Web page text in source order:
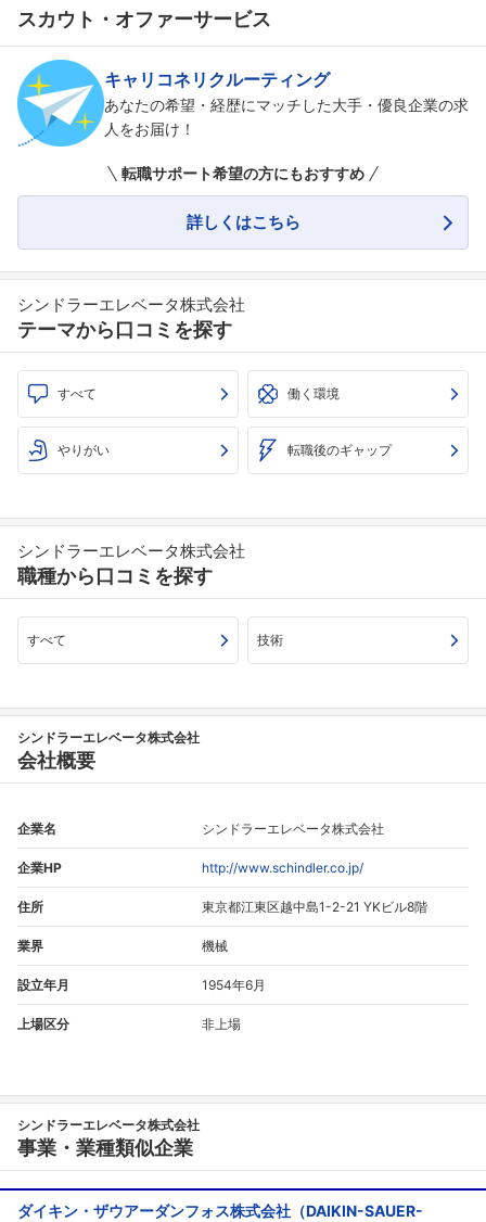
フォローしました
スカウト・オファーサービス
キャリコネリクルーティング
あなたの希望・経歴にマッチした大手・優良企業の求
人をお届け！
転職サポート希望の方にもおすすめ
詳しくはこちら
シンドラーエレベータ株式会社
テーマから口コミを探す
すべて 働く環境
やりがい 転職後のギャップ
シンドラーエレベータ株式会社
職種から口コミを探す
すべて 技術
シンドラーエレベータ株式会社
会社概要
企業名 シンドラーエレベータ株式会社
企業HP http://www.schindler.co.jp/
住所 東京都江東区越中島1-2-21 YKビル8階
業界 機械
設立年月 1954年6月
上場区分 非上場
シンドラーエレベータ株式会社
事業・業種類似企業
ダイキン・ザウアーダンフォス株式会社（DAIKIN-SAUER-